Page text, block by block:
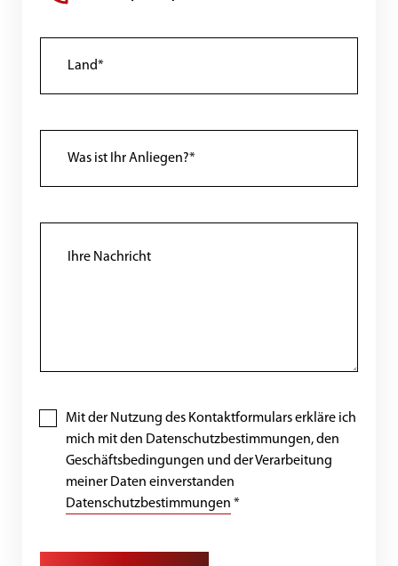
Mit der Nutzung des Kontaktformulars erkläre ich
mich mit den Datenschutzbestimmungen, den
Geschäftsbedingungen und der Verarbeitung
meiner Daten einverstanden
Datenschutzbestimmungen *